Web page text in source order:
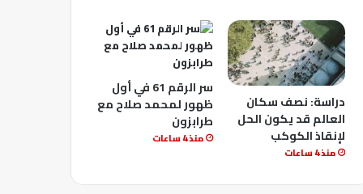
دراسة: نصف سكان
العالم قد يكون الحل
لإنقاذ الكوكب
منذ 4 ساعات
سر الرقم 61 في أول
ظهور لمحمد صلاح مع
طرابزون
منذ 4 ساعات